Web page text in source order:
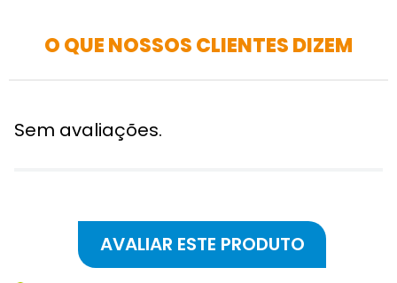
O QUE NOSSOS CLIENTES DIZEM
Sem avaliações.